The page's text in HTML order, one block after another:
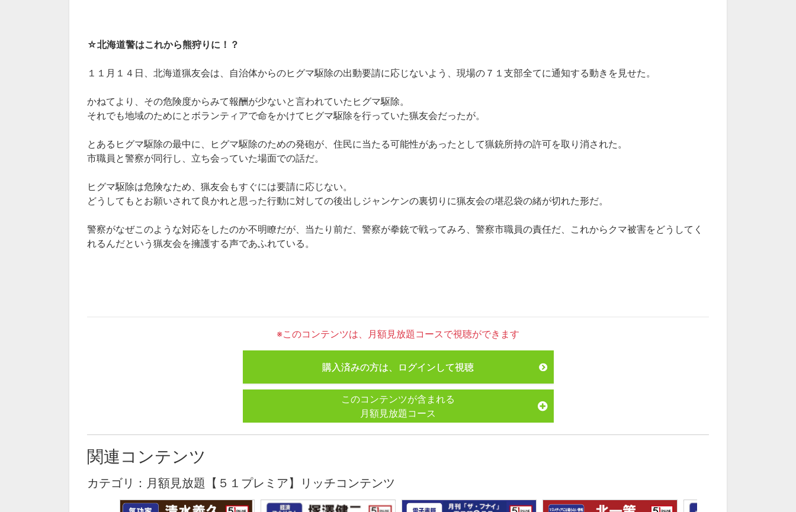
☆北海道警はこれから熊狩りに！？
１１月１４日、北海道猟友会は、自治体からのヒグマ駆除の出動要請に応じないよう、現場の７１支部全てに通知する動きを見せた。
かねてより、その危険度からみて報酬が少ないと言われていたヒグマ駆除。
それでも地域のためにとボランティアで命をかけてヒグマ駆除を行っていた猟友会だったが。
とあるヒグマ駆除の最中に、ヒグマ駆除のための発砲が、住民に当たる可能性があったとして猟銃所持の許可を取り消された。
市職員と警察が同行し、立ち会っていた場面での話だ。
ヒグマ駆除は危険なため、猟友会もすぐには要請に応じない。
どうしてもとお願いされて良かれと思った行動に対しての後出しジャンケンの裏切りに猟友会の堪忍袋の緒が切れた形だ。
警察がなぜこのような対応をしたのか不明瞭だが、当たり前だ、警察が拳銃で戦ってみろ、警察市職員の責任だ、これからクマ被害をどうしてく
れるんだという猟友会を擁護する声であふれている。
※このコンテンツは、月額見放題コースで視聴ができます
購入済みの方は、ログインして視聴
このコンテンツが含まれる
月額見放題コース
関連コンテンツ
カテゴリ：月額見放題【５１プレミア】リッチコンテンツ